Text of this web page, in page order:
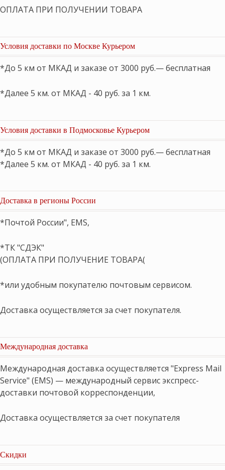
ОПЛАТА ПРИ ПОЛУЧЕНИИ ТОВАРА
Условия доставки по Москве Курьером
*До 5 км от МКАД и заказе от 3000 руб.— бесплатная
*Далее 5 км. от МКАД - 40 руб. за 1 км.
Условия доставки в Подмосковье Курьером
*До 5 км от МКАД и заказе от 3000 руб.— бесплатная
*Далее 5 км. от МКАД - 40 руб. за 1 км.
Доставка в регионы России
*Почтой России", EMS,
*ТК "СДЭК"
(ОПЛАТА ПРИ ПОЛУЧЕНИЕ ТОВАРА(
*или удобным покупателю почтовым сервисом.
Доставка осуществляется за счет покупателя.
Международная доставка
Международная доставка осуществляется "Express Mail
Service" (EMS) — международный сервис экспресс-
доставки почтовой корреспонденции,
Доставка осуществляется за счет покупателя
Скидки